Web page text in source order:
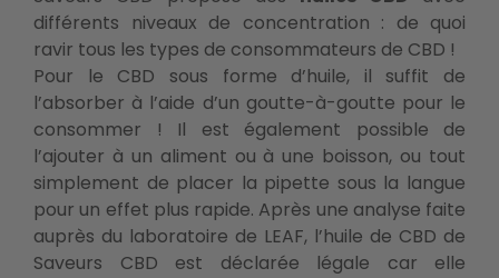
différents niveaux de concentration : de quoi
ravir tous les types de consommateurs de CBD !
Pour le CBD sous forme d’huile, il suffit de
l’absorber à l’aide d’un goutte-à-goutte pour le
consommer ! Il est également possible de
l’ajouter à un aliment ou à une boisson, ou tout
simplement de placer la pipette sous la langue
pour un effet plus rapide. Après une analyse faite
auprès du laboratoire de LEAF, l’huile de CBD de
Saveurs CBD est déclarée légale car elle